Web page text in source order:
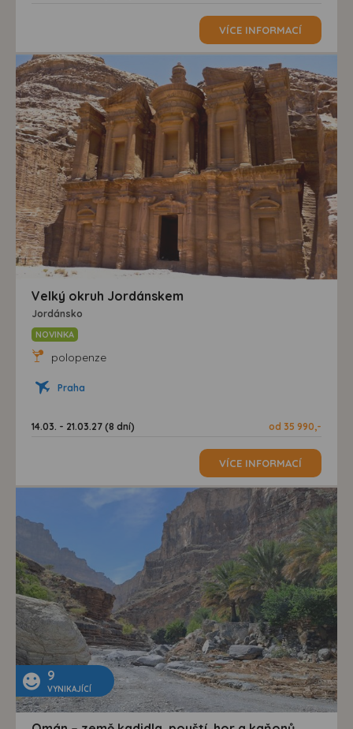
VÍCE INFORMACÍ
Velký okruh Jordánskem
Jordánsko
NOVINKA
polopenze
Praha
14.03. - 21.03.27 (8 dní) od 35 990,-
VÍCE INFORMACÍ
9
VYNIKAJÍCÍ